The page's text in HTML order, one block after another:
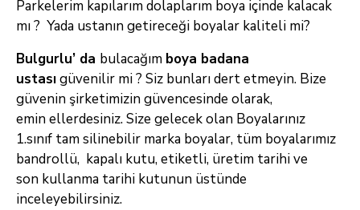
Parkelerim kapılarım dolaplarım boya içinde kalacak
mı ? Yada ustanın getireceği boyalar kaliteli mi?
Bulgurlu’ da bulacağım boya badana
ustasıgüvenilir mi ? Siz bunları dert etmeyin. Bize
güvenin şirketimizin güvencesinde olarak,
eminellerdesiniz. Size gelecek olan Boyalarınız
1.sınıf tam silinebilir marka boyalar, tüm boyalarımız
bandrollü, kapalı kutu, etiketli, üretim tarihi ve
son kullanma tarihi kutunun üstünde
inceleyebilirsiniz.